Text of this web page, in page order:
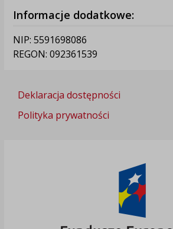
Informacje dodatkowe:
NIP: 5591698086
REGON: 092361539
Deklaracja dostępności
Polityka prywatności